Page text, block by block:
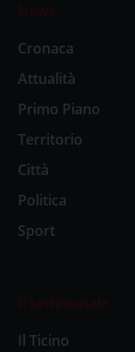
News
Cronaca
Attualità
Primo Piano
Territorio
Città
Politica
Sport
Il settimanale
Il Ticino